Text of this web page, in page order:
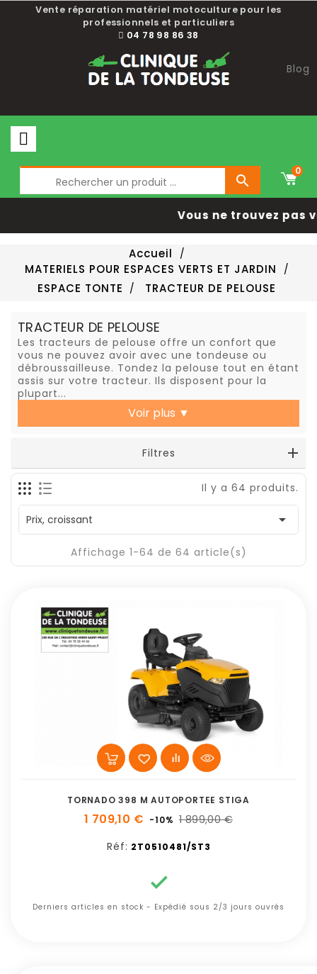
Vente réparation matériel motoculture pour les
professionnels et particuliers
04 78 98 86 38
Blog

0
Vous ne trouvez pas
Accueil
MATERIELS POUR ESPACES VERTS ET JARDIN
ESPACE TONTE
TRACTEUR DE PELOUSE
TRACTEUR DE PELOUSE
Les tracteurs de pelouse offre un confort que
vous ne pouvez avoir avec une tondeuse ou
débroussailleuse. Tondez la pelouse tout en étant
assis sur votre tracteur. Ils disposent pour la
plupart...
Voir plus ▼
Filtres
Il y a 64 produits.
Prix, croissant 
Affichage 1-64 de 64 article(s)
TORNADO 398 M AUTOPORTEE STIGA
1 709,10 € -10% 1 899,00 €
Réf: 2T0510481/ST3

Derniers articles en stock - Expédié sous 2/3 jours ouvrés
Choisissez une valeur...